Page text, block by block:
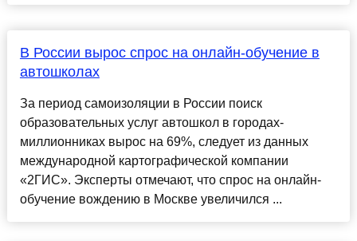
В России вырос спрос на онлайн-обучение в
автошколах
За период самоизоляции в России поиск
образовательных услуг автошкол в городах-
миллионниках вырос на 69%, следует из данных
международной картографической компании
«2ГИС». Эксперты отмечают, что спрос на онлайн-
обучение вождению в Москве увеличился ...